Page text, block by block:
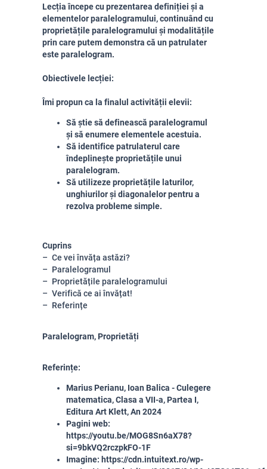
Lecția începe cu prezentarea definiției și a
elementelor paralelogramului, continuând cu
proprietățile paralelogramului și modalitățile
prin care putem demonstra că un patrulater
este paralelogram.
Obiectivele lecției:
Îmi propun ca la finalul activității elevii:
Să știe să definească paralelogramul
și să enumere elementele acestuia.
Să identifice patrulaterul care
îndeplinește proprietățile unui
paralelogram.
Să utilizeze proprietățile laturilor,
unghiurilor și diagonalelor pentru a
rezolva probleme simple.
Cuprins
Ce vei învăța astăzi?
Paralelogramul
Proprietățile paralelogramului
Verifică ce ai învățat!
Referințe
Paralelogram, Proprietăți
Referințe:
Marius Perianu, Ioan Balica - Culegere
matematica, Clasa a VII-a, Partea I,
Editura Art Klett, An 2024
Pagini web:
https://youtu.be/MOG8Sn6aX78?
si=9bkVQ2rczpkFO-1F
Imagine: https://cdn.intuitext.ro/wp-